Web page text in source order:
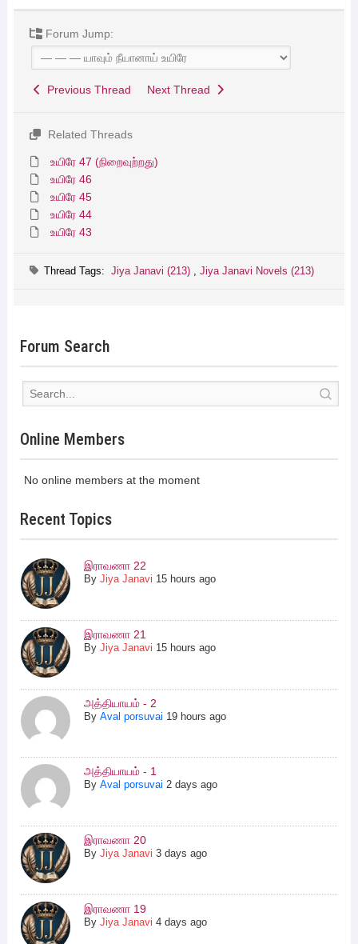
Forum Jump:
Previous Thread Next Thread
Related Threads
உயிரே 47 (நிறைவுற்றது)
உயிரே 46
உயிரே 45
உயிரே 44
உயிரே 43
Thread Tags: Jiya Janavi (213) , Jiya Janavi Novels (213)
Forum Search
Online Members
No online members at the moment
Recent Topics
இராவணா 22
By Jiya Janavi 15 hours ago
இராவணா 21
By Jiya Janavi 15 hours ago
அத்தியாயம் - 2
By Aval porsuvai 19 hours ago
அத்தியாயம் - 1
By Aval porsuvai 2 days ago
இராவணா 20
By Jiya Janavi 3 days ago
இராவணா 19
By Jiya Janavi 4 days ago